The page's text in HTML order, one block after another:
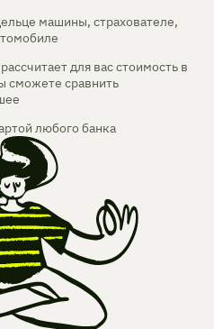
машины, страхователе,
для вас стоимость в
сможете сравнить
любого банка